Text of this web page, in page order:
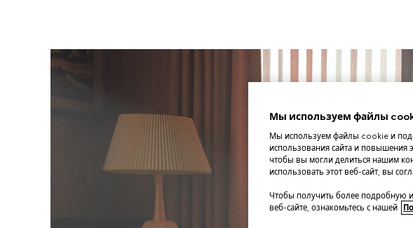
Мы используем файлы
Мы используем файлы cookie и
использования сайта и повышения
чтобы вы могли делиться нашим
использовать этот веб-сайт, вы
Чтобы получить более подробную
веб-сайте, ознакомьтесь с нашей